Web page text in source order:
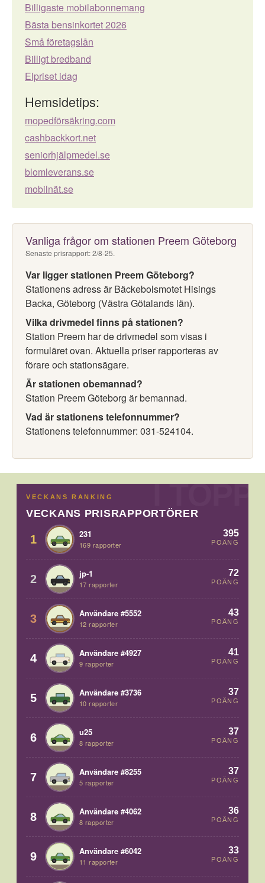
Billigaste mobilabonnemang
Bästa bensinkortet 2026
Små företagslån
Billigt bredband
Elpriset idag
Hemsidetips:
mopedförsäkring.com
cashbackkort.net
seniorhjälpmedel.se
blomleverans.se
mobilnät.se
Vanliga frågor om stationen Preem Göteborg
Senaste prisrapport: 2/8-25.
Var ligger stationen Preem Göteborg?
Stationens adress är Bäckebolsmotet Hisings
Backa, Göteborg (Västra Götalands län).
Vilka drivmedel finns på stationen?
Station Preem har de drivmedel som visas i
formuläret ovan. Aktuella priser rapporteras av
förare och stationsägare.
Är stationen obemannad?
Station Preem Göteborg är bemannad.
Vad är stationens telefonnummer?
Stationens telefonnummer: 031-524104.
VECKANS RANKING
VECKANS PRISRAPPORTÖRER
1 231
169 rapporter
395
POÄNG
2 jp-1
17 rapporter
72
POÄNG
3 Användare #5552
12 rapporter
43
POÄNG
4 Användare #4927
9 rapporter
41
POÄNG
5 Användare #3736
10 rapporter
37
POÄNG
6 u25
8 rapporter
37
POÄNG
7 Användare #8255
5 rapporter
37
POÄNG
8 Användare #4062
8 rapporter
36
POÄNG
9 Användare #6042
11 rapporter
33
POÄNG